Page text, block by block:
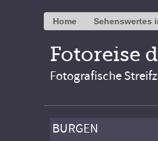
Home Sehenswertes
Fotoreise
Fotografische
BURGEN